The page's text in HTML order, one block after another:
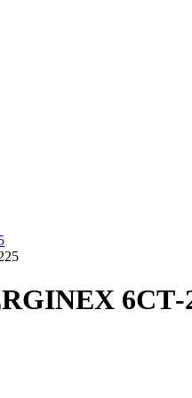
6СТ-